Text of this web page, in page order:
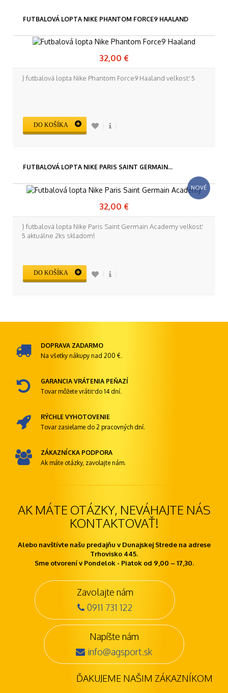
FUTBALOVÁ LOPTA NIKE PHANTOM FORCE9 HAALAND
32,00 €
} futbalová lopta Nike Phantom Force9 Haaland veľkosť: 5
DO KOŠÍKA
FUTBALOVÁ LOPTA NIKE PARIS SAINT GERMAIN...
NOVÉ
32,00 €
} futbalová lopta Nike Paris Saint Germain Academy veľkosť:
5 aktuálne 2ks skladom!
DO KOŠÍKA
DOPRAVA ZADARMO
Na všetky nákupy nad 200 €.
GARANCIA VRÁTENIA PEŇAZÍ
Tovar môžete vrátiť do 14 dní.
RÝCHLE VYHOTOVENIE
Tovar zasielame do 2 pracovných dní.
ZÁKAZNÍCKA PODPORA
Ak máte otázky, zavolajte nám.
AK MÁTE OTÁZKY, NEVÁHAJTE NÁS
KONTAKTOVAŤ!
Alebo navštívte našu predajňu v Dunajskej Strede na adrese
Trhovisko 445.
Sme otvorení v Pondelok - Piatok od 9,00 – 17,30.
Zavolajte nám
0911 731 122
Napíšte nám
info@agsport.sk
ĎAKUJEME NAŠIM ZÁKAZNÍKOM